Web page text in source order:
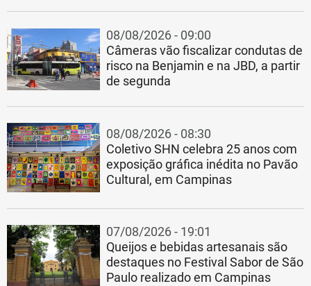
08/08/2026 - 09:00
Câmeras vão fiscalizar condutas de
risco na Benjamin e na JBD, a partir
de segunda
08/08/2026 - 08:30
Coletivo SHN celebra 25 anos com
exposição gráfica inédita no Pavão
Cultural, em Campinas
07/08/2026 - 19:01
Queijos e bebidas artesanais são
destaques no Festival Sabor de São
Paulo realizado em Campinas